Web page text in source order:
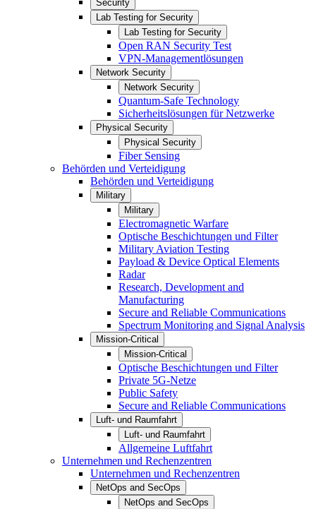
Security
Lab Testing for Security
Lab Testing for Security
Open RAN Security Test
VPN-Managementlösungen
Network Security
Network Security
Quantum-Safe Technology
Sicherheitslösungen für Netzwerke
Physical Security
Physical Security
Fiber Sensing
Behörden und Verteidigung
Behörden und Verteidigung
Military
Military
Electromagnetic Warfare
Optische Beschichtungen und Filter
Military Aviation Testing
Payload & Device Optical Elements
Radar
Research, Development and
Manufacturing
Secure and Reliable Communications
Spectrum Monitoring and Signal Analysis
Mission-Critical
Mission-Critical
Optische Beschichtungen und Filter
Private 5G-Netze
Public Safety
Secure and Reliable Communications
Luft- und Raumfahrt
Luft- und Raumfahrt
Allgemeine Luftfahrt
Unternehmen und Rechenzentren
Unternehmen und Rechenzentren
NetOps and SecOps
NetOps and SecOps